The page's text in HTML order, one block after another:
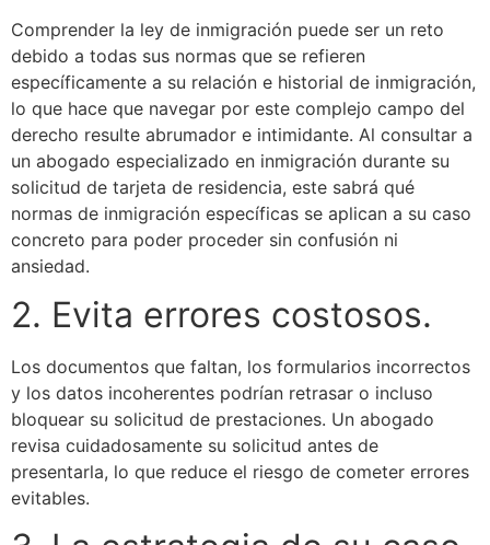
Comprender la ley de inmigración puede ser un reto
debido a todas sus normas que se refieren
específicamente a su relación e historial de inmigración,
lo que hace que navegar por este complejo campo del
derecho resulte abrumador e intimidante. Al consultar a
un abogado especializado en inmigración durante su
solicitud de tarjeta de residencia, este sabrá qué
normas de inmigración específicas se aplican a su caso
concreto para poder proceder sin confusión ni
ansiedad.
2. Evita errores costosos.
Los documentos que faltan, los formularios incorrectos
y los datos incoherentes podrían retrasar o incluso
bloquear su solicitud de prestaciones. Un abogado
revisa cuidadosamente su solicitud antes de
presentarla, lo que reduce el riesgo de cometer errores
evitables.